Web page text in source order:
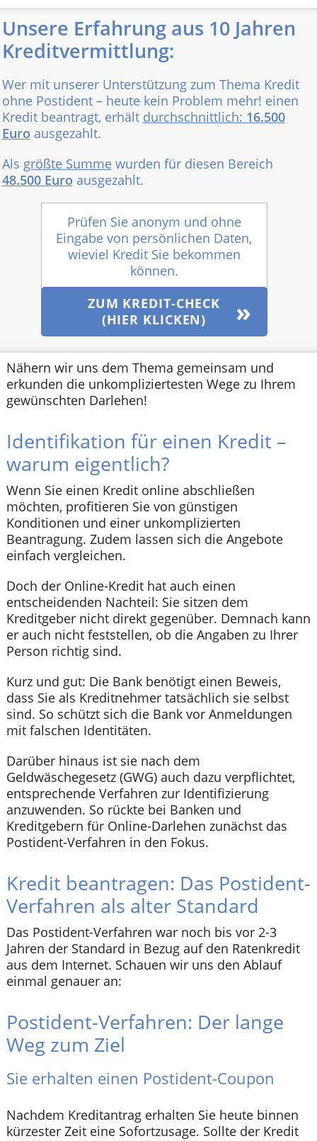
Unsere Erfahrung aus 10 Jahren
Kreditvermittlung:
Wer mit unserer Unterstützung zum Thema Kredit
ohne Postident – heute kein Problem mehr! einen
Kredit beantragt, erhält durchschnittlich: 16.500
Euro ausgezahlt.
Als größte Summewurden für diesen Bereich
48.500 Euro ausgezahlt.
Prüfen Sie anonym und ohne
Eingabe von persönlichen Daten,
wieviel Kredit Sie bekommen
können.
ZUM KREDIT-CHECK
(HIER KLICKEN)
Nähern wir uns dem Thema gemeinsam und
erkunden die unkompliziertesten Wege zu Ihrem
gewünschten Darlehen!
Identifikation für einen Kredit –
warum eigentlich?
Wenn Sie einen Kredit online abschließen
möchten, profitieren Sie von günstigen
Konditionen und einer unkomplizierten
Beantragung. Zudem lassen sich die Angebote
einfach vergleichen.
Doch der Online-Kredit hat auch einen
entscheidenden Nachteil: Sie sitzen dem
Kreditgeber nicht direkt gegenüber. Demnach kann
er auch nicht feststellen, ob die Angaben zu Ihrer
Person richtig sind.
Kurz und gut: Die Bank benötigt einen Beweis,
dass Sie als Kreditnehmer tatsächlich sie selbst
sind. So schützt sich die Bank vor Anmeldungen
mit falschen Identitäten.
Darüber hinaus ist sie nach dem
Geldwäschegesetz (GWG) auch dazu verpflichtet,
entsprechende Verfahren zur Identifizierung
anzuwenden. So rückte bei Banken und
Kreditgebern für Online-Darlehen zunächst das
Postident-Verfahren in den Fokus.
Kredit beantragen: Das Postident-
Verfahren als alter Standard
Das Postident-Verfahren war noch bis vor 2-3
Jahren der Standard in Bezug auf den Ratenkredit
aus dem Internet. Schauen wir uns den Ablauf
einmal genauer an:
Postident-Verfahren: Der lange
Weg zum Ziel
Sie erhalten einen Postident-Coupon
Nachdem Kreditantrag erhalten Sie heute binnen
kürzester Zeit eine Sofortzusage. Sollte der Kredit